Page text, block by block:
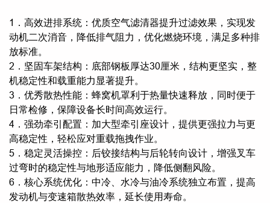
1．高效进排系统：优质空气滤清器提升过滤效果，实现发
动机二次消音，降低排气阻力，优化燃烧环境，满足多种排
放标准。
2．坚固车架结构：底部钢板厚达30厘米，结构更坚实，整
机稳定性和载重能力显著提升。
3．优秀散热性能：蜂窝机罩利于热量快速释放，同时便于
日常检修，保障设备长时间高效运行。
4．强劲牵引配置：加大型牵引座设计，提供更强拉力与更
高稳定性，轻松应对重载拖拽作业。
5．稳定灵活操控：后铰接结构与后轮转向设计，增强叉车
过弯时的稳定性与地形适应能力，降低侧翻风险。
6．核心系统优化：中冷、水冷与油冷系统独立布置，提高
发动机与变速箱散热效率，延长使用寿命。